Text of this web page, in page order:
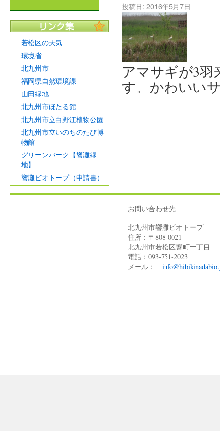
投稿日: 2016年5月7日
アマサギが3羽
す。かわいい
若松区の天気
環境省
北九州市
福岡県自然環境課
山田緑地
北九州市ほたる館
北九州市立白野江植物公園
北九州市立いのちのたび博
物館
グリーンパーク【響灘緑
地】
響灘ビオトープ（申請書）
お問い合わせ先
北九州市響灘ビオトープ
住所：〒808-0021
北九州市若松区響町一丁目
電話：093-751-2023
メール：